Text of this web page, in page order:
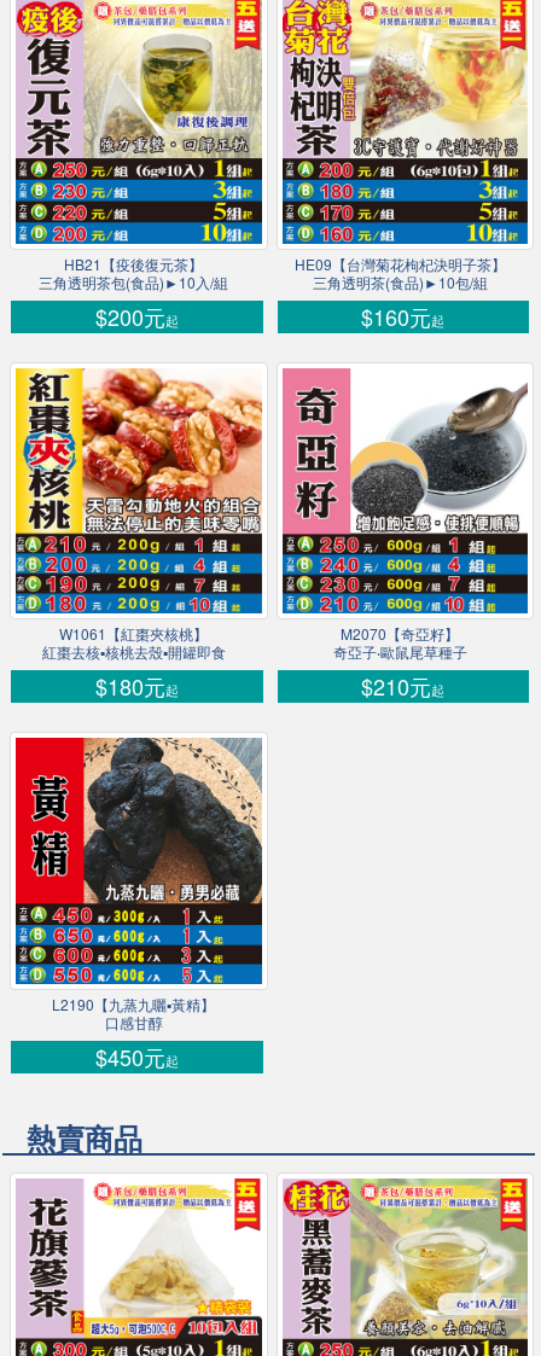
HB21【疫後復元茶】
三角透明茶包(食品)►10入/組
$200元起
HE09【台灣菊花枸杞決明子茶】
三角透明茶(食品)►10包/組
$160元起
W1061【紅棗夾核桃】
紅棗去核▪核桃去殼▪開罐即食
$180元起
M2070【奇亞籽】
奇亞子‧歐鼠尾草種子
$210元起
L2190【九蒸九曬▪黃精】
口感甘醇
$450元起
熱賣商品